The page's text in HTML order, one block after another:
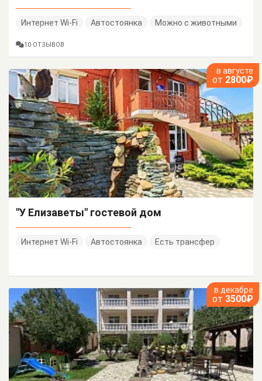
Интернет Wi-Fi Автостоянка Можно с животными
10 ОТЗЫВОВ
в августе
от 2800₽
"У Елизаветы" гостевой дом
Интернет Wi-Fi Автостоянка Есть трансфер
в декабре
от 3500₽